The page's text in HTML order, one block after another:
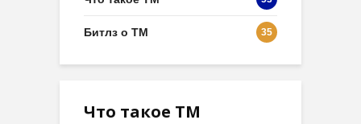
Битлз о ТМ 35
Что такое ТМ